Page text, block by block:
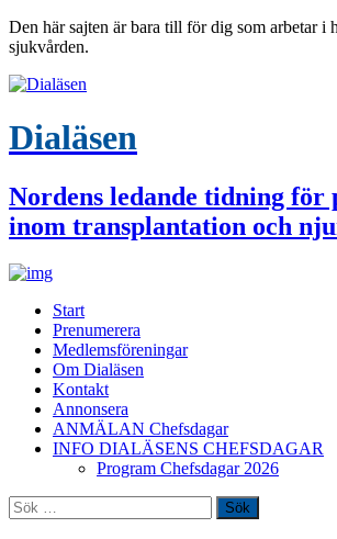
Den här sajten är bara till för dig som arbetar i
sjukvården.
Dialäsen
Nordens ledande tidning för
inom transplantation och
Start
Prenumerera
Medlemsföreningar
Om Dialäsen
Kontakt
Annonsera
ANMÄLAN Chefsdagar
INFO DIALÄSENS CHEFSDAGAR
Program Chefsdagar 2026
Sök
efter: